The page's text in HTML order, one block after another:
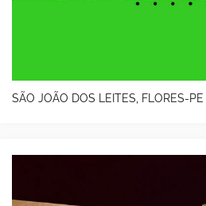
SÃO JOÃO DOS LEITES, FLORES-PE